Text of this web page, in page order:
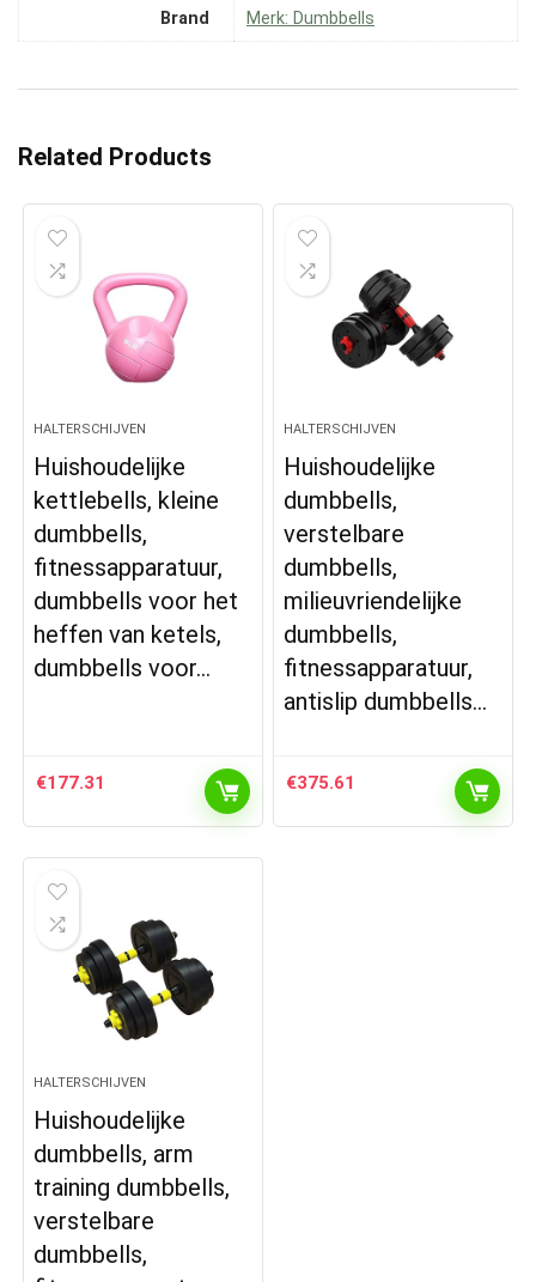
Brand Merk: Dumbbells
Related Products
HALTERSCHIJVEN
Huishoudelijke
kettlebells, kleine
dumbbells,
fitnessapparatuur,
dumbbells voor het
heffen van ketels,
dumbbells voor…
€177.31
HALTERSCHIJVEN
Huishoudelijke
dumbbells,
verstelbare
dumbbells,
milieuvriendelijke
dumbbells,
fitnessapparatuur,
antislip dumbbells…
€375.61
HALTERSCHIJVEN
Huishoudelijke
dumbbells, arm
training dumbbells,
verstelbare
dumbbells,